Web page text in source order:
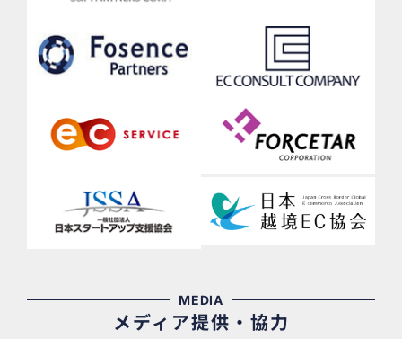
MEDIA
メディア提供・協力